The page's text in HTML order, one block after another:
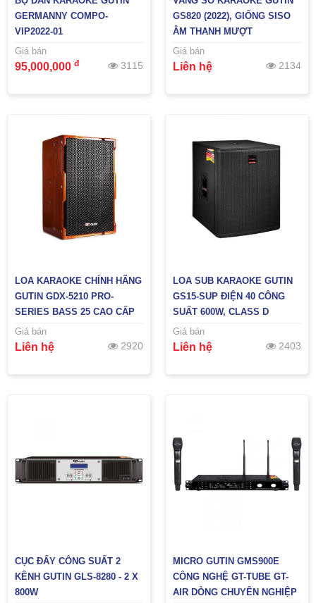
GERMANNY COMPO-
VIP2022-01
Giá bán
95,000,000 đ 3115
GS820 (2022), GIỐNG SISO
ÂM THANH MƯỢT
Giá bán
Liên hệ 2134
LOA KARAOKE CHÍNH HÃNG
GUTIN GDX-5210 PRO-
SERIES BASS 25 CAO CẤP
Giá bán
Liên hệ 2920
LOA SUB KARAOKE GUTIN
GS15-SUP ĐIỆN 40 CÔNG
SUẤT 600W, CLASS D
Giá bán
Liên hệ 2403
CỤC ĐẨY CÔNG SUẤT 2
KÊNH GUTIN GLS-8280 - 2 X
800W
MICRO GUTIN GMS900E
CÔNG NGHỆ GT-TUBE GT-
AIR DÒNG CHUYÊN NGHIỆP